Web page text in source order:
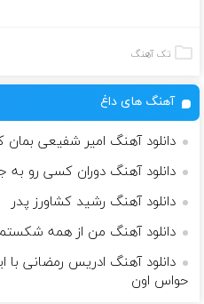
تک آهنگ
آهنگ های داغ
دانلود آهنگ امیر شفیعی بمان
دانلود آهنگ دوران کسی رو به
دانلود آهنگ رشید کشاورز پدر
دانلود آهنگ من از همه
دانلود آهنگ ادریس رمضانی
حواس اون